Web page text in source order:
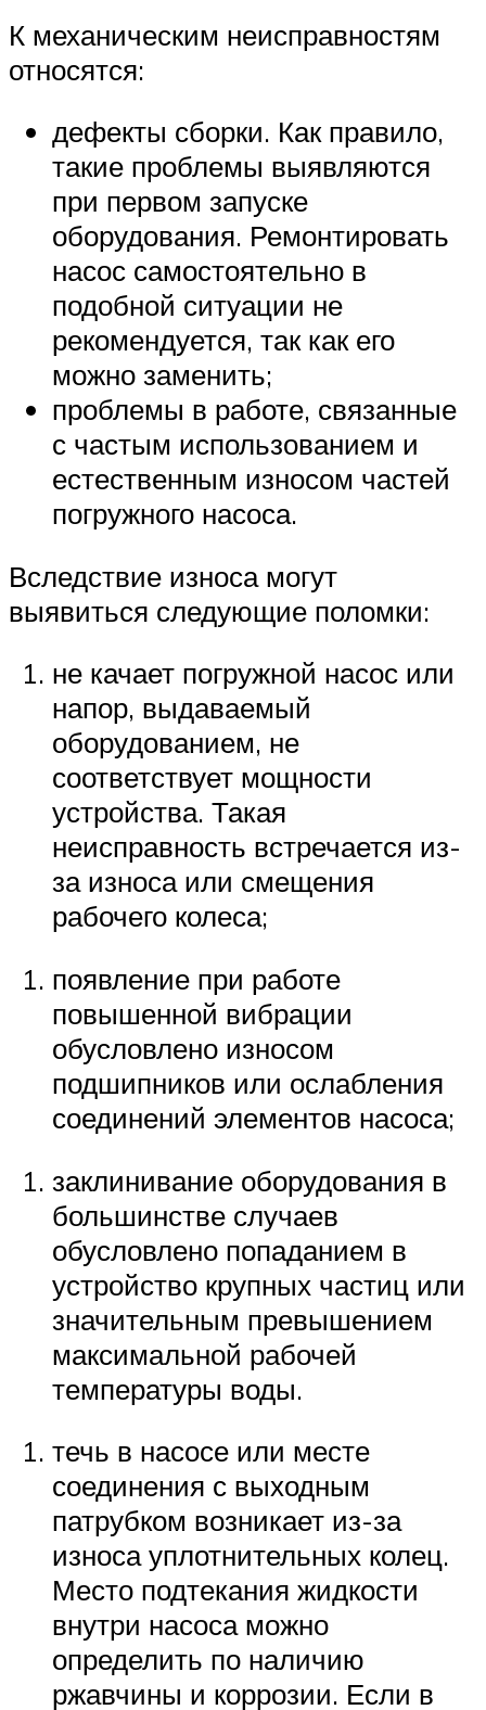
К механическим неисправностям
относятся:
дефекты сборки. Как правило,
такие проблемы выявляются
при первом запуске
оборудования. Ремонтировать
насос самостоятельно в
подобной ситуации не
рекомендуется, так как его
можно заменить;
проблемы в работе, связанные
с частым использованием и
естественным износом частей
погружного насоса.
Вследствие износа могут
выявиться следующие поломки:
не качает погружной насос или
напор, выдаваемый
оборудованием, не
соответствует мощности
устройства. Такая
неисправность встречается из-
за износа или смещения
рабочего колеса;
появление при работе
повышенной вибрации
обусловлено износом
подшипников или ослабления
соединений элементов насоса;
заклинивание оборудования в
большинстве случаев
обусловлено попаданием в
устройство крупных частиц или
значительным превышением
максимальной рабочей
температуры воды.
течь в насосе или месте
соединения с выходным
патрубком возникает из-за
износа уплотнительных колец.
Место подтекания жидкости
внутри насоса можно
определить по наличию
ржавчины и коррозии. Если в